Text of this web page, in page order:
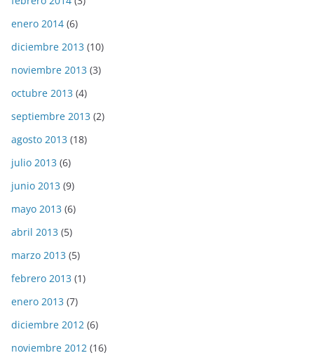
enero 2014 (6)
diciembre 2013 (10)
noviembre 2013 (3)
octubre 2013 (4)
septiembre 2013 (2)
agosto 2013 (18)
julio 2013 (6)
junio 2013 (9)
mayo 2013 (6)
abril 2013 (5)
marzo 2013 (5)
febrero 2013 (1)
enero 2013 (7)
diciembre 2012 (6)
noviembre 2012 (16)